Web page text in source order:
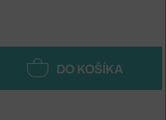
DO KOŠÍKA